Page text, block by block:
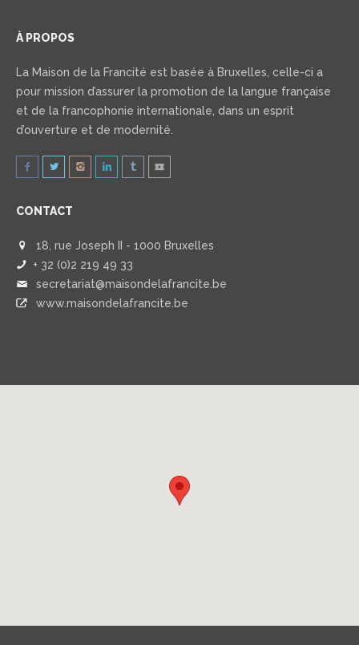
À PROPOS
La Maison de la Francité est basée à Bruxelles, celle-ci a
pour mission d’assurer la promotion de la langue française
et de la francophonie internationale, dans un esprit
d’ouverture et de modernité.
CONTACT
18, rue Joseph II - 1000 Bruxelles
+ 32 (0)2 219 49 33
secretariat@maisondelafrancite.be
www.maisondelafrancite.be